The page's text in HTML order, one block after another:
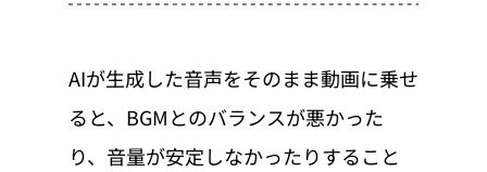
AIが生成した音声をそのまま動画に乗せ
ると、BGMとのバランスが悪かった
り、音量が安定しなかったりすること